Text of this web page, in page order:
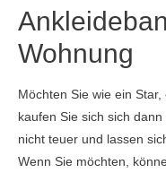
Wohnung
Möchten Sie wie ein Star,
kaufen Sie sich sich
nicht teuer und lassen
Wenn Sie möchten,